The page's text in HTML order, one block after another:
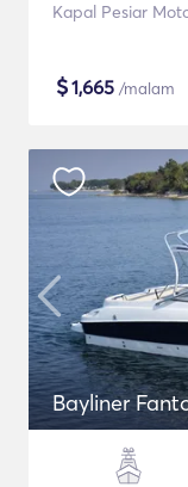
Kapal Pesiar
$1,665 /malam
Bayliner